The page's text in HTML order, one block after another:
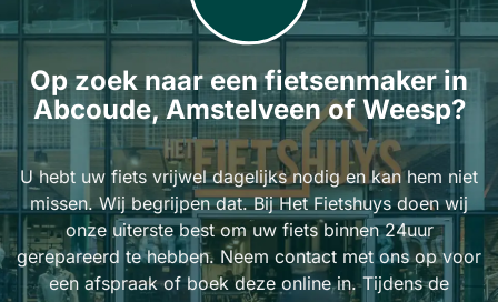
Op zoek naar een fietsenmaker in
Abcoude, Amstelveen of Weesp?
U hebt uw fiets vrijwel dagelijks nodig en kan hem niet
missen. Wij begrijpen dat. Bij Het Fietshuys doen wij
onze uiterste best om uw fiets binnen 24uur
gerepareerd te hebben. Neem contact met ons op voor
een afspraak of boek deze online in. Tijdens de